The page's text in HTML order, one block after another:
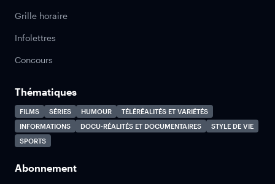
Grille horaire
Infolettres
Concours
Thématiques
FILMS SÉRIES HUMOUR
TÉLÉRÉALITÉS ET VARIÉTÉS
INFORMATIONS
DOCU-RÉALITÉS ET DOCUMENTAIRES
STYLE DE VIE
SPORTS
Abonnement